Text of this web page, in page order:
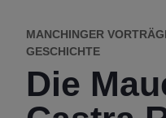
MANCHINGER
GESCHICHTE
Die